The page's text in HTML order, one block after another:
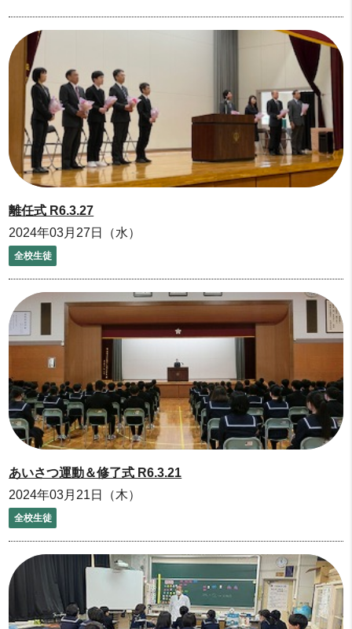
離任式 R6.3.27
2024年03月27日（水）
全校生徒
あいさつ運動＆修了式 R6.3.21
2024年03月21日（木）
全校生徒